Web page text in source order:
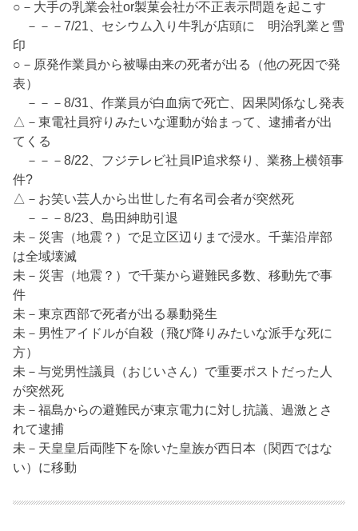
○－大手の乳業会社or製菓会社が不正表示問題を起こす
－－－7/21、セシウム入り牛乳が店頭に 明治乳業と雪
印
○－原発作業員から被曝由来の死者が出る（他の死因で発
表）
－－－8/31、作業員が白血病で死亡、因果関係なし発表
△－東電社員狩りみたいな運動が始まって、逮捕者が出
てくる
－－－8/22、フジテレビ社員IP追求祭り、業務上横領事
件?
△－お笑い芸人から出世した有名司会者が突然死
－－－8/23、島田紳助引退
未－災害（地震？）で足立区辺りまで浸水。千葉沿岸部
は全域壊滅
未－災害（地震？）で千葉から避難民多数、移動先で事
件
未－東京西部で死者が出る暴動発生
未－男性アイドルが自殺（飛び降りみたいな派手な死に
方）
未－与党男性議員（おじいさん）で重要ポストだった人
が突然死
未－福島からの避難民が東京電力に対し抗議、過激とさ
れて逮捕
未－天皇皇后両陛下を除いた皇族が西日本（関西ではな
い）に移動